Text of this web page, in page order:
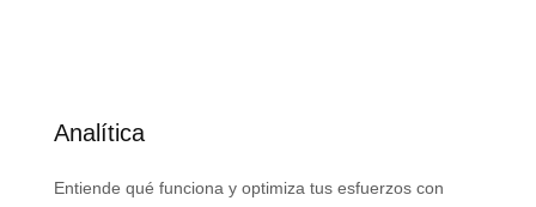
Analítica
Entiende qué funciona y optimiza tus esfuerzos con